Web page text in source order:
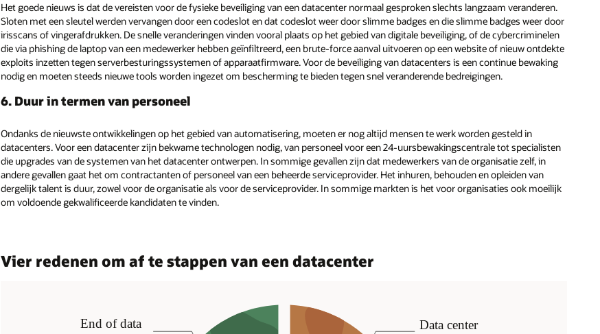
Het goede nieuws is dat de vereisten voor de fysieke beveiliging van een datacenter normaal gesproken slechts langzaam veranderen.
Sloten met een sleutel werden vervangen door een codeslot en dat codeslot weer door slimme badges en die slimme badges weer door
irisscans of vingerafdrukken. De snelle veranderingen vinden vooral plaats op het gebied van digitale beveiliging, of de cybercriminelen
die via phishing de laptop van een medewerker hebben geïnfiltreerd, een brute-force aanval uitvoeren op een website of nieuw ontdekte
exploits inzetten tegen serverbesturingssystemen of apparaatfirmware. Voor de beveiliging van datacenters is een continue bewaking
nodig en moeten steeds nieuwe tools worden ingezet om bescherming te bieden tegen snel veranderende bedreigingen.
6. Duur in termen van personeel
Ondanks de nieuwste ontwikkelingen op het gebied van automatisering, moeten er nog altijd mensen te werk worden gesteld in
datacenters. Voor een datacenter zijn bekwame technologen nodig, van personeel voor een 24-uursbewakingscentrale tot specialisten
die upgrades van de systemen van het datacenter ontwerpen. In sommige gevallen zijn dat medewerkers van de organisatie zelf, in
andere gevallen gaat het om contractanten of personeel van een beheerde serviceprovider. Het inhuren, behouden en opleiden van
dergelijk talent is duur, zowel voor de organisatie als voor de serviceprovider. In sommige markten is het voor organisaties ook moeilijk
om voldoende gekwalificeerde kandidaten te vinden.
Vier redenen om af te stappen van een datacenter